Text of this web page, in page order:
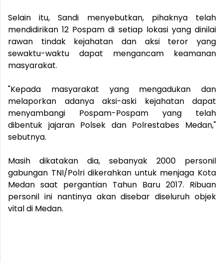
Selain itu, Sandi menyebutkan, pihaknya telah
mendidirikan 12 Pospam di setiap lokasi yang dinilai
rawan tindak kejahatan dan aksi teror yang
sewaktu-waktu dapat mengancam keamanan
masyarakat.
"Kepada masyarakat yang mengadukan dan
melaporkan adanya aksi-aski kejahatan dapat
menyambangi Pospam-Pospam yang telah
dibentuk jajaran Polsek dan Polrestabes Medan,"
sebutnya.
Masih dikatakan dia, sebanyak 2000 personil
gabungan TNI/Polri dikerahkan untuk menjaga Kota
Medan saat pergantian Tahun Baru 2017. Ribuan
personil ini nantinya akan disebar diseluruh objek
vital di Medan.